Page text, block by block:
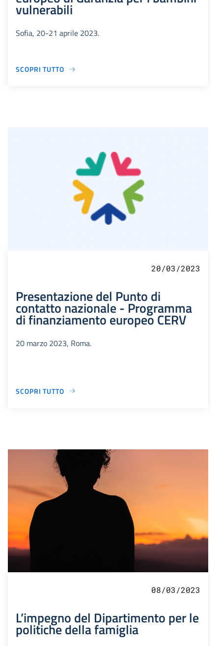
vulnerabili
Sofia, 20-21 aprile 2023.
SCOPRI TUTTO
20/03/2023
Presentazione del Punto di
contatto nazionale - Programma
di finanziamento europeo CERV
20 marzo 2023, Roma.
SCOPRI TUTTO
08/03/2023
L’impegno del Dipartimento per le
politiche della famiglia